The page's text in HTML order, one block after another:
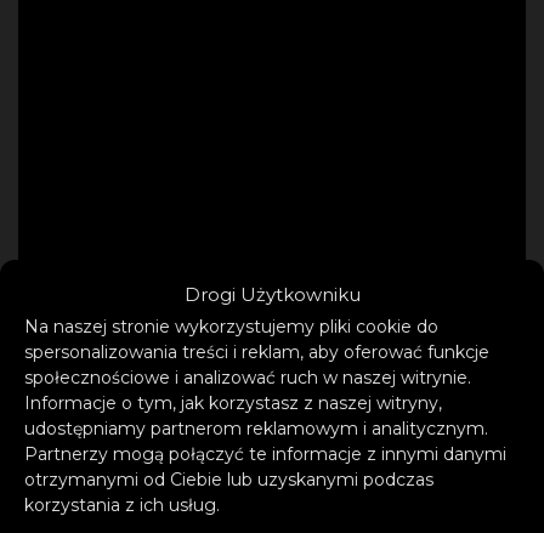
Drogi Użytkowniku
Na naszej stronie wykorzystujemy pliki cookie do
spersonalizowania treści i reklam, aby oferować funkcje
społecznościowe i analizować ruch w naszej witrynie.
Informacje o tym, jak korzystasz z naszej witryny,
udostępniamy partnerom reklamowym i analitycznym.
Partnerzy mogą połączyć te informacje z innymi danymi
otrzymanymi od Ciebie lub uzyskanymi podczas
korzystania z ich usług.